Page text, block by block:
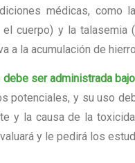
médicas, como
cuerpo) y la talasemia
a la acumulación de
debe ser administrada
potenciales, y su uso
y la causa de la
y le pedirá los